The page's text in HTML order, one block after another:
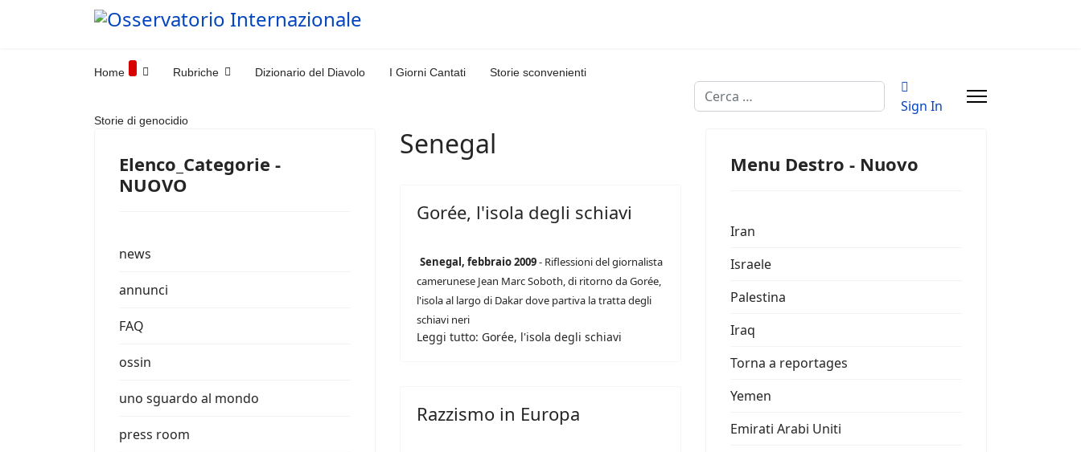
Home Rubriche Dizionario del Diavolo I Giorni Cantati Storie sconvenienti
Storie di genocidio
Cerca
Sign In
Elenco_Categorie -
NUOVO
news
annunci
FAQ
ossin
uno sguardo al mondo
press room
Senegal
Gorée, l'isola degli schiavi
Senegal, febbraio 2009- Riflessioni del giornalista
camerunese Jean Marc Soboth, di ritorno da Gorée,
l'isola al largo di Dakar dove partiva la tratta degli
schiavi neri
Leggi tutto: Gorée, l'isola degli schiavi
Razzismo in Europa
Menu Destro - Nuovo
Iran
Israele
Palestina
Iraq
Torna a reportages
Yemen
Emirati Arabi Uniti